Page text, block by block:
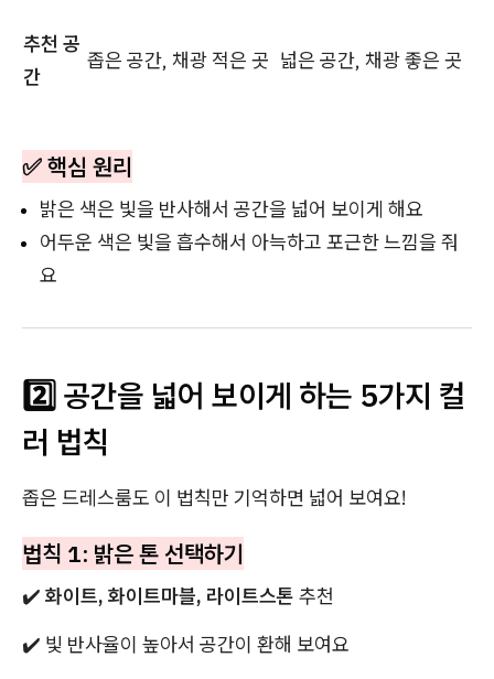
추천 공
간
좁은 공간, 채광 적은 곳 넓은 공간, 채광 좋은 곳
✅ 핵심 원리
밝은 색은 빛을 반사해서 공간을 넓어 보이게 해요
어두운 색은 빛을 흡수해서 아늑하고 포근한 느낌을 줘
요
2️⃣ 공간을 넓어 보이게 하는 5가지 컬
러 법칙
좁은 드레스룸도 이 법칙만 기억하면 넓어 보여요!
법칙 1: 밝은 톤 선택하기
✔️ 화이트, 화이트마블, 라이트스톤 추천
✔️ 빛 반사율이 높아서 공간이 환해 보여요